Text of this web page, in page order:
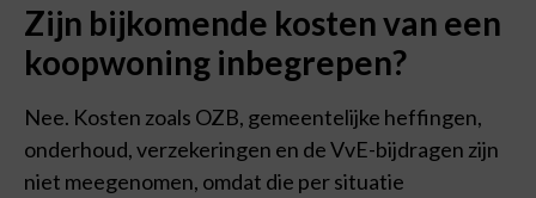
Zijn bijkomende kosten van een
koopwoning inbegrepen?
Nee. Kosten zoals OZB, gemeentelijke heffingen,
onderhoud, verzekeringen en de VvE-bijdragen zijn
niet meegenomen, omdat die per situatie